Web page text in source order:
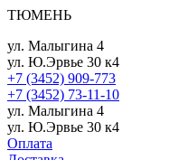
ТЮМЕНЬ
ул. Малыгина 4
ул. Ю.Эрвье 30 к4
+7 (3452) 909-773
+7 (3452) 73-11-10
ул. Малыгина 4
ул. Ю.Эрвье 30 к4
Оплата